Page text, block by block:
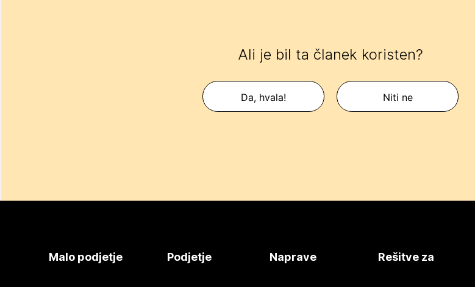
Ali je bil ta članek koristen?
Da, hvala! Niti ne
Malo podjetje Podjetje Naprave Rešitve za